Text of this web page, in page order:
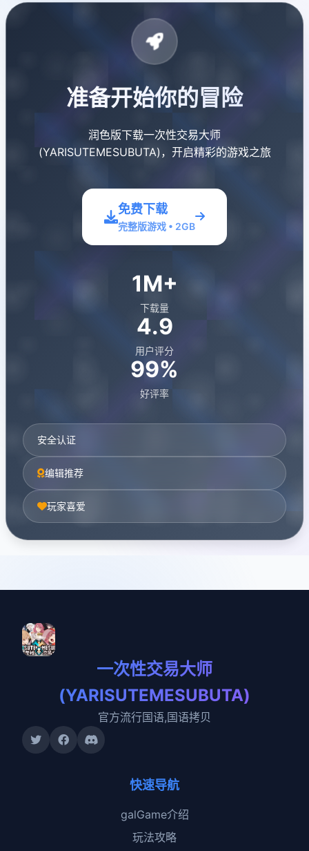
准备开始你的冒险
润色版下载一次性交易大师
(YARISUTEMESUBUTA)，开启精彩的游戏之旅
免费下载
完整版游戏 • 2GB
1M+
下载量
4.9
用户评分
99%
好评率
安全认证
编辑推荐
玩家喜爱
一次性交易大师
(YARISUTEMESUBUTA)
官方流行国语,国语拷贝
快速导航
galGame介绍
玩法攻略